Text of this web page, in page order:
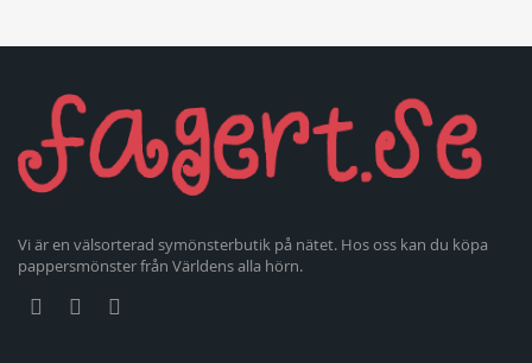
Vi är en välsorterad symönsterbutik på nätet. Hos oss kan du köpa
pappersmönster från Världens alla hörn.